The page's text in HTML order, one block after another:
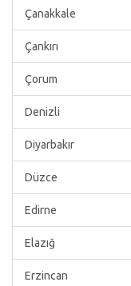
Çanakkale
Çankırı
Çorum
Denizli
Diyarbakır
Düzce
Edirne
Elazığ
Erzincan